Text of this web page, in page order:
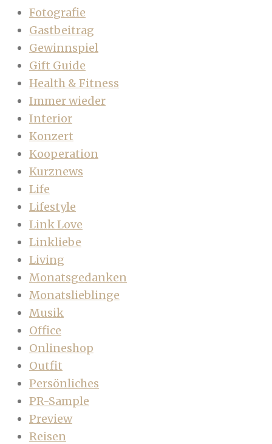
Fotografie
Gastbeitrag
Gewinnspiel
Gift Guide
Health & Fitness
Immer wieder
Interior
Konzert
Kooperation
Kurznews
Life
Lifestyle
Link Love
Linkliebe
Living
Monatsgedanken
Monatslieblinge
Musik
Office
Onlineshop
Outfit
Persönliches
PR-Sample
Preview
Reisen